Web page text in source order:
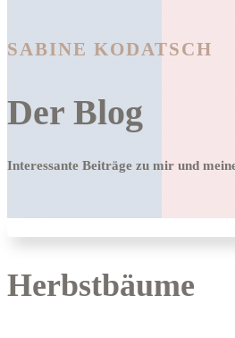
SABINE KODATSCH
Der Blog
Interessante Beiträge zu mir und
Herbstbäume